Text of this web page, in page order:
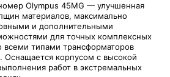
Olympus 45MG — улучшенная
материалов, максимально
и дополнительными
для точных комплексных
типами трансформаторов
Оснащается корпусом с высокой
работ в экстремальных